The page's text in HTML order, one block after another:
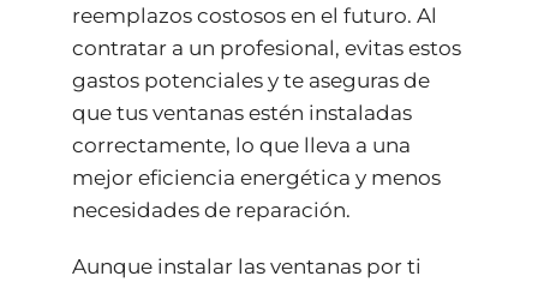
reemplazos costosos en el futuro. Al
contratar a un profesional, evitas estos
gastos potenciales y te aseguras de
que tus ventanas estén instaladas
correctamente, lo que lleva a una
mejor eficiencia energética y menos
necesidades de reparación.
Aunque instalar las ventanas por ti